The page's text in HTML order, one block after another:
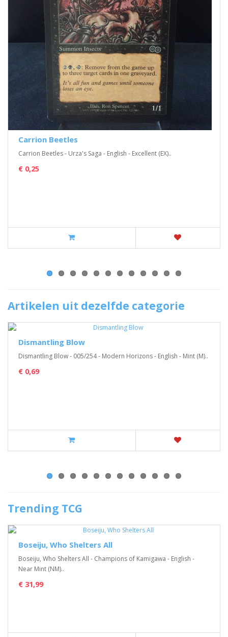
Carrion Beetles
Carrion Beetles - Urza's Saga - English - Excellent (EX)..
€ 0,25
Artikelen uit dezelfde categorie
Dismantling Blow
Dismantling Blow - 005/254 - Modern Horizons - English - Mint (M)..
€ 0,69
Trending TCG
Boseiju, Who Shelters All
Boseiju, Who Shelters All - Champions of Kamigawa - English -
Near Mint (NM)..
€ 31,99